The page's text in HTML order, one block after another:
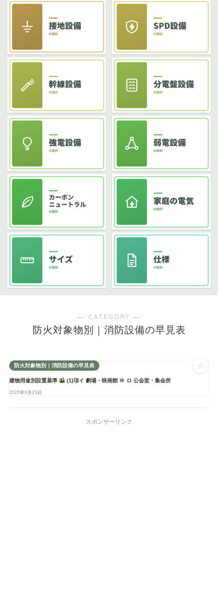
― CATEGORY ―
防火対象物別｜消防設備の早見表
防火対象物別｜消防設備の早見表
建物用途別設置基準 (1)項イ 劇場・映画館 ロ 公会堂・集会所
2025年9月25日
☆
スポンサーリンク